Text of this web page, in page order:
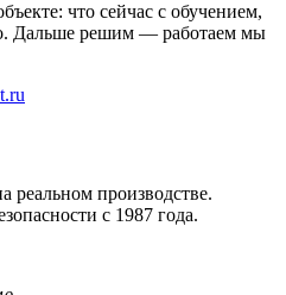
что сейчас с обучением,
Дальше решим — работаем мы
реальном производстве.
с 1987 года.